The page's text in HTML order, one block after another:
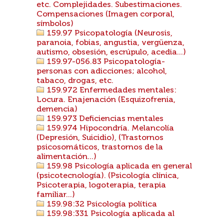
etc. Complejidades. Subestimaciones.
Compensaciones (Imagen corporal,
símbolos)
159.97 Psicopatología (Neurosis,
paranoia, fobias, angustia, vergüenza,
autismo, obsesión, escrúpulo, acedia...)
159.97-056.83 Psicopatología-
personas con adicciones; alcohol,
tabaco, drogas, etc.
159.972 Enfermedades mentales:
Locura. Enajenación (Esquizofrenia,
demencia)
159.973 Deficiencias mentales
159.974 Hipocondría. Melancolía
(Depresión, Suicidio), (Trastornos
psicosomáticos, trastornos de la
alimentación...)
159.98 Psicología aplicada en general
(psicotecnología). (Psicología clínica,
Psicoterapia, logoterapia, terapia
familiar...)
159.98:32 Psicología política
159.98:331 Psicología aplicada al